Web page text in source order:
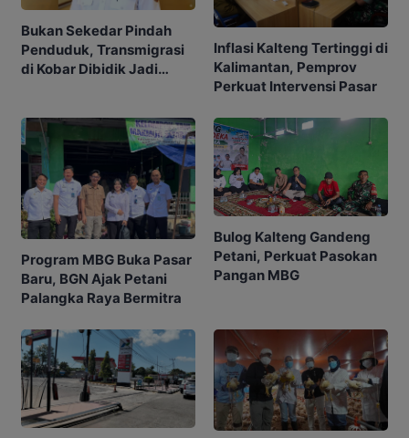
Bukan Sekedar Pindah
Penduduk, Transmigrasi
di Kobar Dibidik Jadi
Inflasi Kalteng Tertinggi di
Kalimantan, Pemprov
Perkuat Intervensi Pasar
Program MBG Buka Pasar
Baru, BGN Ajak Petani
Palangka Raya Bermitra
Bulog Kalteng Gandeng
Petani, Perkuat Pasokan
Pangan MBG